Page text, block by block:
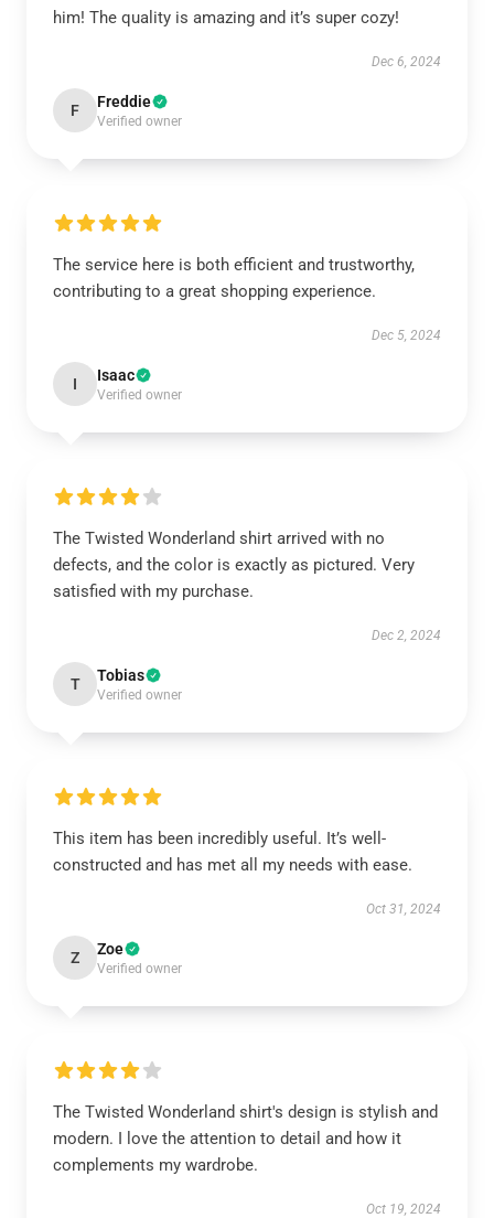
him! The quality is amazing and it’s super cozy!
Dec 6, 2024
F Freddie
Verified owner
The service here is both efficient and trustworthy,
contributing to a great shopping experience.
Dec 5, 2024
I Isaac
Verified owner
The Twisted Wonderland shirt arrived with no
defects, and the color is exactly as pictured. Very
satisfied with my purchase.
Dec 2, 2024
T Tobias
Verified owner
This item has been incredibly useful. It’s well-
constructed and has met all my needs with ease.
Oct 31, 2024
Z Zoe
Verified owner
The Twisted Wonderland shirt's design is stylish and
modern. I love the attention to detail and how it
complements my wardrobe.
Oct 19, 2024